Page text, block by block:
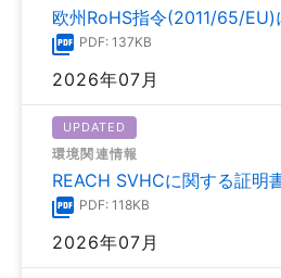
欧州RoHS指令(2011/65/EU)
PDF: 137KB
2026年07月
UPDATED
環境関連情報
REACH SVHCに関する証明
PDF: 118KB
2026年07月